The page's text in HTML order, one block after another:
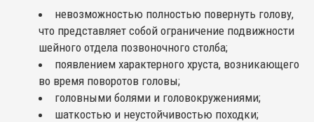
невозможностью полностью повернуть голову,
что представляет собой ограничение подвижности
шейного отдела позвоночного столба;
появлением характерного хруста, возникающего
во время поворотов головы;
головными болями и головокружениями;
шаткостью и неустойчивостью походки;